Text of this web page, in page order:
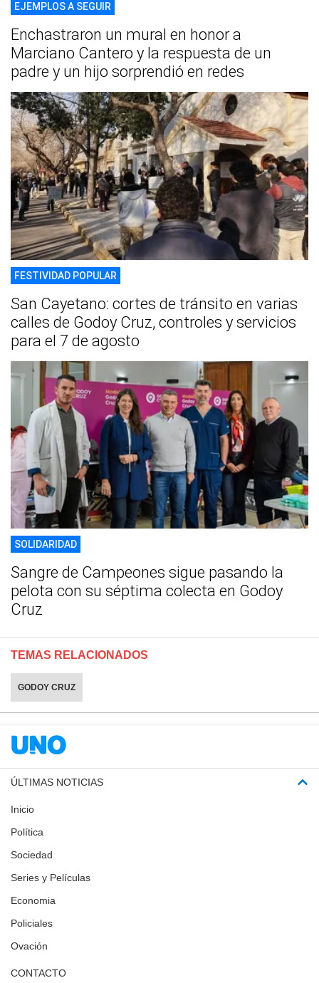
EJEMPLOS A SEGUIR
Enchastraron un mural en honor a
Marciano Cantero y la respuesta de un
padre y un hijo sorprendió en redes
FESTIVIDAD POPULAR
San Cayetano: cortes de tránsito en varias
calles de Godoy Cruz, controles y servicios
para el 7 de agosto
SOLIDARIDAD
Sangre de Campeones sigue pasando la
pelota con su séptima colecta en Godoy
Cruz
TEMAS RELACIONADOS
GODOY CRUZ
ÚLTIMAS NOTICIAS
Inicio
Política
Sociedad
Series y Películas
Economia
Policiales
Ovación
CONTACTO